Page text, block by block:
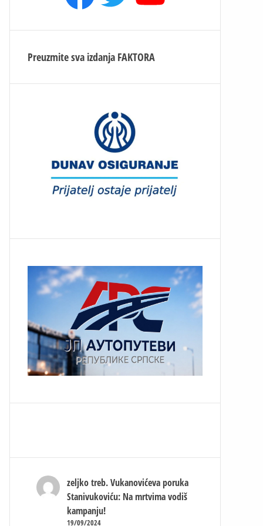
Preuzmite sva izdanja FAKTORA
zeljko treb. Vukanovićeva poruka
Stanivukoviću: Na mrtvima vodiš
kampanju!
19/09/2024